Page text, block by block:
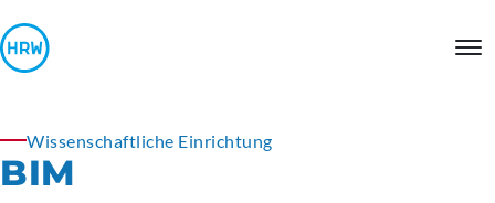
Wissenschaftliche Einrichtung
BIM